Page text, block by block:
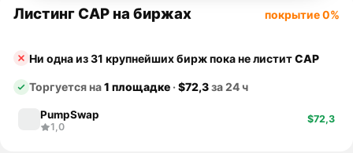
Листинг CAP на биржах покрытие 0%
Ни одна из 31 крупнейших бирж пока не листитCAP
Торгуется на1 площадке ·$72,3за 24 ч
PumpSwap
1,0
$72,3